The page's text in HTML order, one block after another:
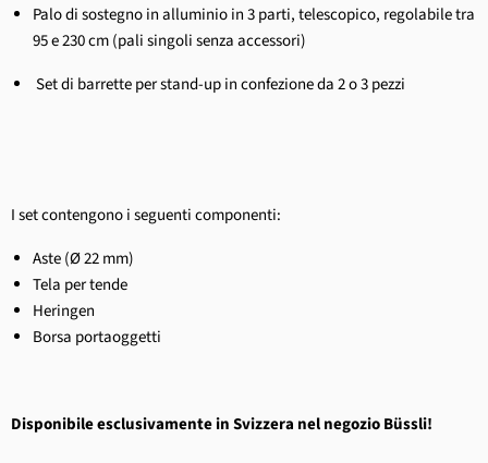
Palo di sostegno in alluminio in 3 parti, telescopico, regolabile tra
95 e 230 cm (pali singoli senza accessori)
Set di barrette per stand-up in confezione da 2 o 3 pezzi
I set contengono i seguenti componenti:
Aste (Ø 22 mm)
Tela per tende
Heringen
Borsa portaoggetti
Disponibile esclusivamente in Svizzera nel negozio Büssli!